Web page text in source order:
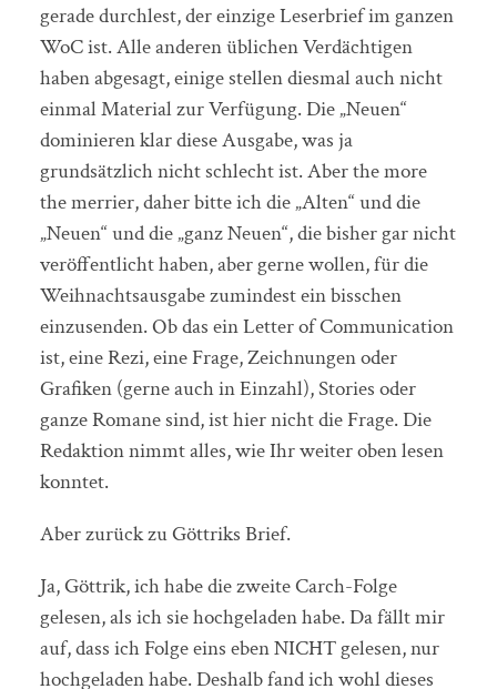
gerade durchlest, der einzige Leserbrief im ganzen
WoC ist. Alle anderen üblichen Verdächtigen
haben abgesagt, einige stellen diesmal auch nicht
einmal Material zur Verfügung. Die „Neuen“
dominieren klar diese Ausgabe, was ja
grundsätzlich nicht schlecht ist. Aber the more
the merrier, daher bitte ich die „Alten“ und die
„Neuen“ und die „ganz Neuen“, die bisher gar nicht
veröffentlicht haben, aber gerne wollen, für die
Weihnachtsausgabe zumindest ein bisschen
einzusenden. Ob das ein Letter of Communication
ist, eine Rezi, eine Frage, Zeichnungen oder
Grafiken (gerne auch in Einzahl), Stories oder
ganze Romane sind, ist hier nicht die Frage. Die
Redaktion nimmt alles, wie Ihr weiter oben lesen
konntet.
Aber zurück zu Göttriks Brief.
Ja, Göttrik, ich habe die zweite Carch-Folge
gelesen, als ich sie hochgeladen habe. Da fällt mir
auf, dass ich Folge eins eben NICHT gelesen, nur
hochgeladen habe. Deshalb fand ich wohl dieses